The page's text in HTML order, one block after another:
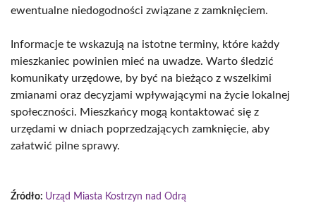
ewentualne niedogodności związane z zamknięciem.
Informacje te wskazują na istotne terminy, które każdy
mieszkaniec powinien mieć na uwadze. Warto śledzić
komunikaty urzędowe, by być na bieżąco z wszelkimi
zmianami oraz decyzjami wpływającymi na życie lokalnej
społeczności. Mieszkańcy mogą kontaktować się z
urzędami w dniach poprzedzających zamknięcie, aby
załatwić pilne sprawy.
Źródło: Urząd Miasta Kostrzyn nad Odrą